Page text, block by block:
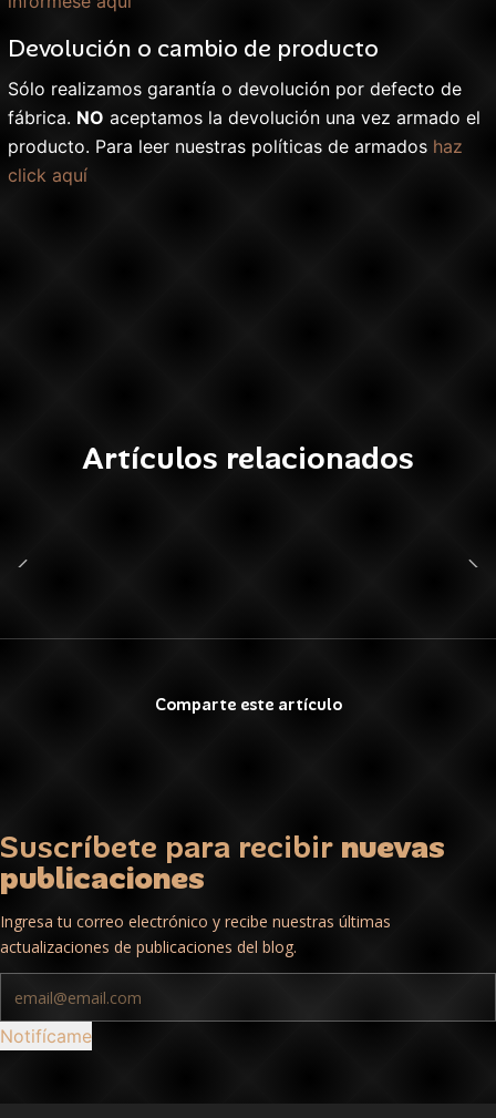
Devolución o cambio de producto
Sólo realizamos garantía o devolución por defecto de
fábrica. NO aceptamos la devolución una vez armado el
producto. Para leer nuestras políticas de armados haz
click aquí
Artículos relacionados
Comparte este artículo
Suscríbete para recibir nuevas
publicaciones
Ingresa tu correo electrónico y recibe nuestras últimas
actualizaciones de publicaciones del blog.
Notifícame